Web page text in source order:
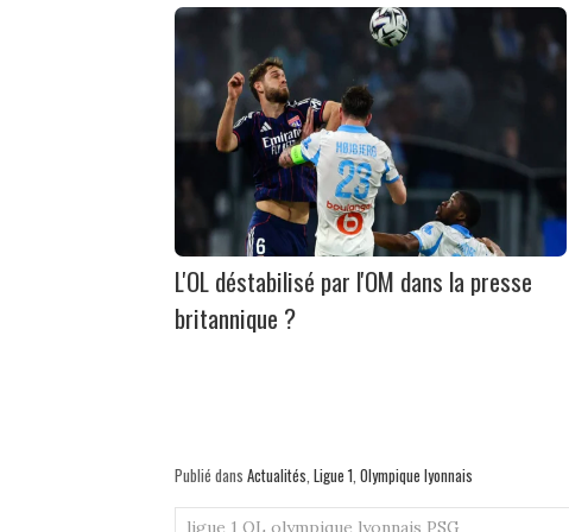
L'OL déstabilisé par l'OM dans la presse
britannique ?
Publié dans Actualités, Ligue 1, Olympique lyonnais
ligue 1 OL olympique lyonnais PSG